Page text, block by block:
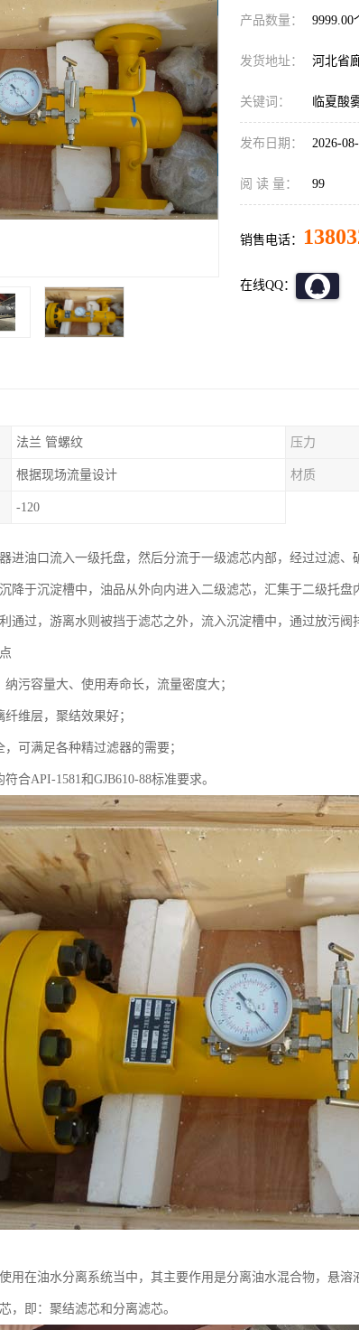
产品数量： 9999.00
发货地址： 河北省
关键词： 临夏酸
发布日期： 2026-
阅 读 量： 99
销售电话：
在线QQ：
法兰 管螺纹 压力
根据现场流量设计 材质
-120
进油口流入一级托盘，然后分流于一级滤芯内部，经过过滤
降于沉淀槽中，油品从外向内进入二级滤芯，汇集于二级托
通过，游离水则被挡于滤芯之外，流入沉淀槽中，通过放污阀
纳污容量大、使用寿命长，流量密度大；
维层，聚结效果好；
可满足各种精过滤器的需要；
合API-1581和GJB610-88标准要求。
用在油水分离系统当中，其主要作用是分离油水混合物，悬
，即：聚结滤芯和分离滤芯。